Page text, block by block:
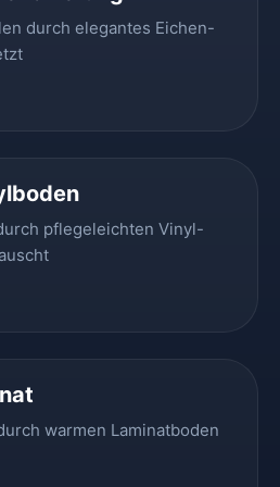
durch elegantes Eichen-
pflegeleichten Vinyl-
warmen Laminatboden